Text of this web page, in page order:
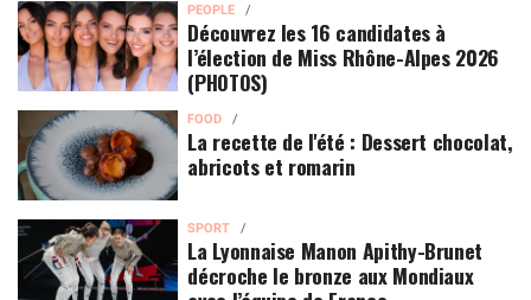
PEOPLE
Découvrez les 16 candidates à
l’élection de Miss Rhône-Alpes 2026
(PHOTOS)
FOOD
La recette de l'été : Dessert chocolat,
abricots et romarin
SPORT
La Lyonnaise Manon Apithy-Brunet
décroche le bronze aux Mondiaux